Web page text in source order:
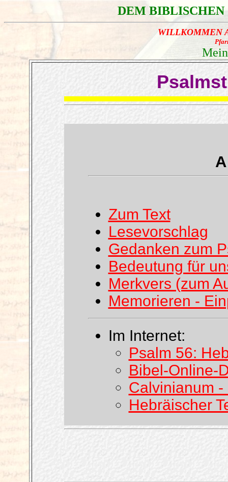
DEM
WILLKOMMEN
Zum Text
Lesevorschlag
Gedanken zum
Bedeutung für
Merkvers (zum
Memorieren -
Im Internet:
Psalm 56:
Bibel-Online-
Calvinianum
Hebräischer